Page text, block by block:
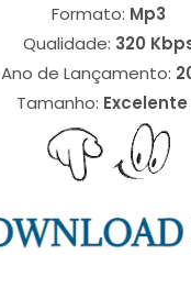
Formato: Mp3
Qualidade: 320
Ano de Lançamento:
Tamanho: Excelente